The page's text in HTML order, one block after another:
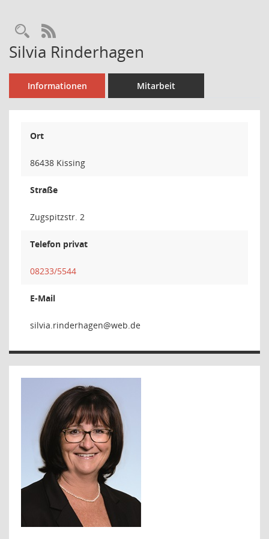
Rechercheauswahl
RSS-Feed
Silvia Rinderhagen
Informationen Mitarbeit
Ort
86438 Kissing
Straße
Zugspitzstr. 2
Telefon privat
08233/5544
E-Mail
negahredn